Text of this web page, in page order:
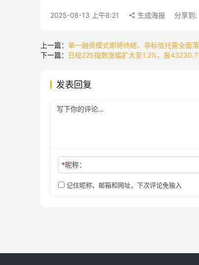
2025-08-13 上午8:21 生成海报 分享到:
上一篇： 单一融资模式即将终结，非标信托需全面
下一篇：
日经225指数涨幅扩大至1.2%，报
发表回复
*昵称：
记住昵称、邮箱和网址，下次评论免输入